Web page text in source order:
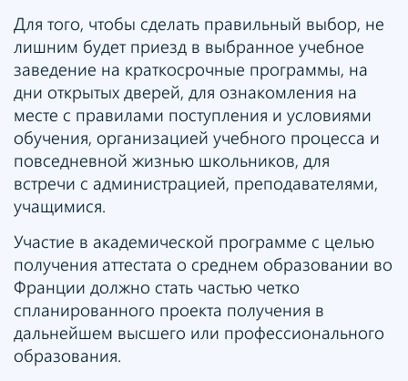
Для того, чтобы сделать правильный выбор, не
лишним будет приезд в выбранное учебное
заведение на краткосрочные программы, на
дни открытых дверей, для ознакомления на
месте с правилами поступления и условиями
обучения, организацией учебного процесса и
повседневной жизнью школьников, для
встречи с администрацией, преподавателями,
учащимися.
Участие в академической программе с целью
получения аттестата о среднем образовании во
Франции должно стать частью четко
спланированного проекта получения в
дальнейшем высшего или профессионального
образования.